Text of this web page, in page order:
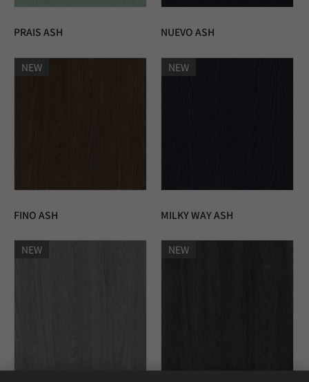
PRAIS ASH NUEVO ASH
NEW
FINO ASH
NEW
MILKY WAY ASH
NEW NEW